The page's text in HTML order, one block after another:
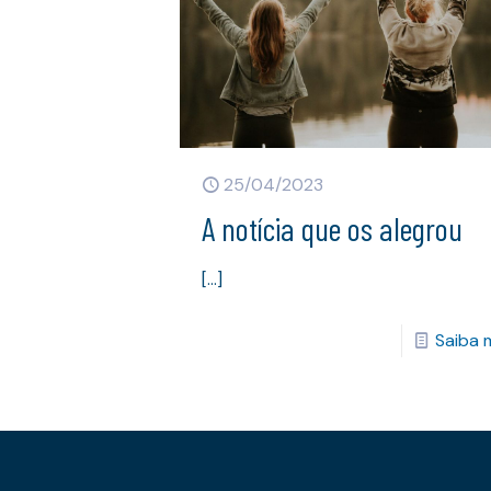
25/04/2023
A notícia que os alegrou
[…]
Saiba